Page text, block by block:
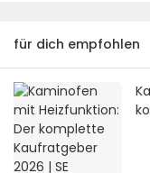
für dich empfohlen